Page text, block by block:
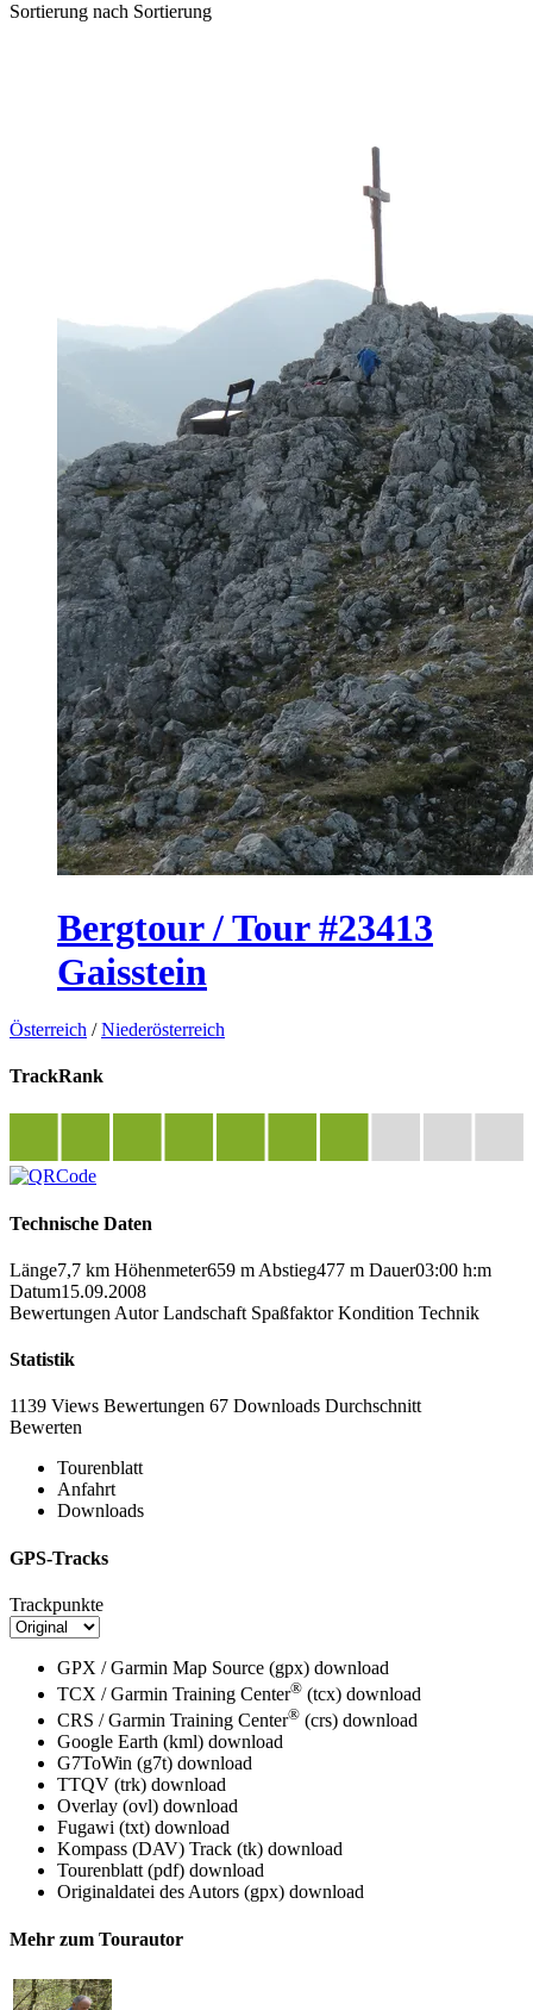
Sortierung nach Sortierung
Bergtour / Tour #23413
Gaisstein
Österreich /Niederösterreich
TrackRank
Technische Daten
Länge7,7 km Höhenmeter659 m Abstieg477 m Dauer03:00 h:m
Datum15.09.2008
Bewertungen Autor Landschaft Spaßfaktor Kondition Technik
Statistik
1139 Views Bewertungen 67 Downloads Durchschnitt
Bewerten
Tourenblatt
Anfahrt
Downloads
GPS-Tracks
Trackpunkte
GPX / Garmin Map Source (gpx) download
TCX / Garmin Training Center® (tcx) download
CRS / Garmin Training Center® (crs) download
Google Earth (kml) download
G7ToWin (g7t) download
TTQV (trk) download
Overlay (ovl) download
Fugawi (txt) download
Kompass (DAV) Track (tk) download
Tourenblatt (pdf) download
Originaldatei des Autors (gpx) download
Mehr zum Tourautor